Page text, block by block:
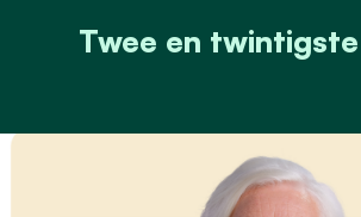
Twee en